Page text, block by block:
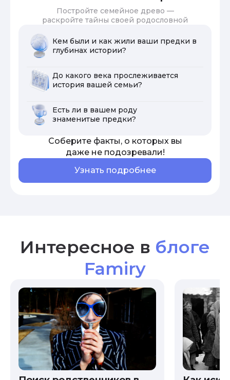
Постройте семейное древо —
раскройте тайны своей родословной
Кем были и как жили ваши предки в
глубинах истории?
До какого века прослеживается
история вашей семьи?
Есть ли в вашем роду
знаменитые предки?
Соберите факты, о которых вы
даже не подозревали!
Узнать подробнее
Интересное в блоге
Famiry